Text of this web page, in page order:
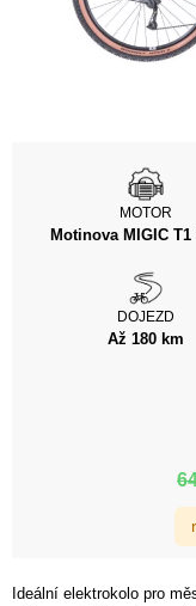
MOTOR
Motinova MIGIC T1
DOJEZD
Až 180 km
Ideální elektrokolo pro